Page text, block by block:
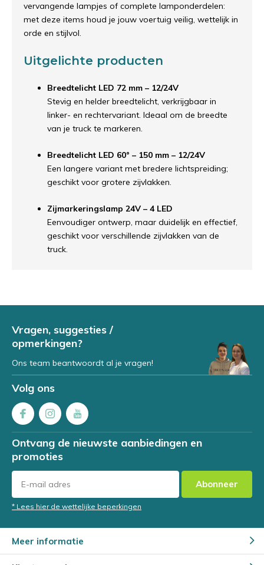
vervangende lampjes of complete lamponderdelen:
met deze items houd je jouw voertuig veilig, wettelijk in
orde en stijlvol.
Uitgelichte producten
Breedtelicht LED 72 mm – 12/24V
Stevig en helder breedtelicht, verkrijgbaar in
linker- en rechtervariant. Ideaal om de breedte
van je truck te markeren.
Breedtelicht LED 60° – 150 mm – 12/24V
Een langere variant met bredere lichtspreiding;
geschikt voor grotere zijvlakken.
Zijmarkeringslamp 24V – 4 LED
Eenvoudiger ontwerp, maar duidelijk en effectief,
geschikt voor verschillende zijvlakken van de
truck.
Vragen, suggesties /
opmerkingen?
Ons team beantwoordt al je vragen!
Volg ons
Ontvang de nieuwste aanbiedingen en
promoties
Abonneer
* Lees hier de wettelijke beperkingen
Meer informatie